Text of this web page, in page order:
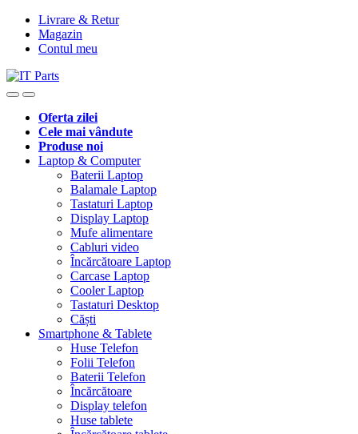
Livrare & Retur
Magazin
Contul meu
Oferta zilei
Cele mai vândute
Produse noi
Laptop & Computer
Baterii Laptop
Balamale Laptop
Tastaturi Laptop
Display Laptop
Mufe alimentare
Cabluri video
Încărcătoare Laptop
Carcase Laptop
Cooler Laptop
Tastaturi Desktop
Căști
Smartphone & Tablete
Huse Telefon
Folii Telefon
Baterii Telefon
Încărcătoare
Display telefon
Huse tablete